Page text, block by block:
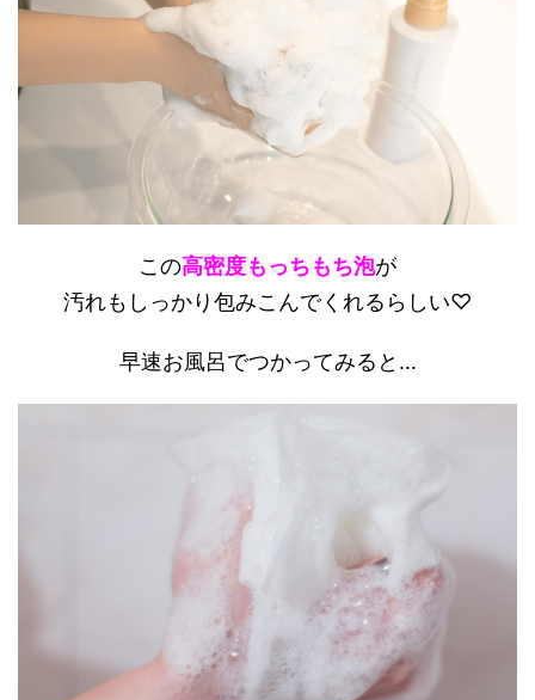
この高密度もっちもち泡が
汚れもしっかり包みこんでくれるらしい♡
早速お風呂でつかってみると…